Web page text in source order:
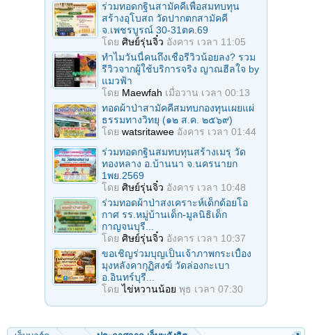
ร่วมทอดกฐินสามัคคีเพื่อสมทบทุน
สร้างอุโบสถ วัดปากตกสามัคคี
จ.เพชรบูรณ์ 30-31ตค.69
โดย ศิษย์รุ่นจิ๋ว อังคาร เวลา 11:05
ทำไมวันนี้คนถึงเชื่อรีวิวน้อยลง? รวม
รีวิวจากผู้ใช้บริการจริง ญาณฮีลใจ by
แมวฟ้า
โดย Maewfah เมื่อวาน เวลา 00:13
ทอดผ้าป่าสามัคคีสมทบกองทุนเผยแผ่
ธรรมทางวิทยุ (๑๒ ส.ค. ๒๕๖๙)
โดย watsritawee อังคาร เวลา 01:44
ร่วมทอดกฐินสมทบทุนสร้างเมรุ วัด
ทองหลาง อ.บ้านนา จ.นครนายก
1พย.2569
โดย ศิษย์รุ่นจิ๋ว อังคาร เวลา 10:48
ร่วมทอดผ้าป่าสงเคราะห์เด็กด้อยโอ
กาศ รร.หมู่บ้านเด็ก-มูลนิธิเด็ก
กาญจนบุรี...
โดย ศิษย์รุ่นจิ๋ว อังคาร เวลา 10:37
ขอเชิญร่วมบุญเป็นเจ้าภาพกระเบื้อง
มุงหลังคากุฏิสงฆ์ วัดล่องกะเบา
อ.อินทร์บุรี...
โดยไข่หวานน้อย พุธ เวลา 07:30